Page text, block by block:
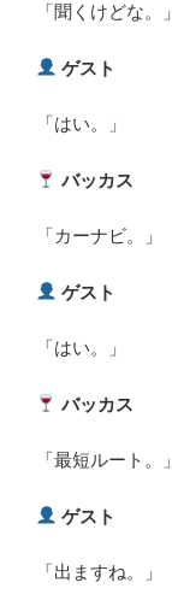
「聞くけどな。」
ゲスト
「はい。」
バッカス
「カーナビ。」
ゲスト
「はい。」
バッカス
「最短ルート。」
ゲスト
「出ますね。」